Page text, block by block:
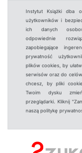
Instytut Książki dba
użytkowników i
ich danych
odpowiednie
zapobiegające
prywatność
plików cookies, by
serwisów oraz do
chcesz, by pliki
Twoim dysku
przeglądarki. Kliknij
naszą politykę